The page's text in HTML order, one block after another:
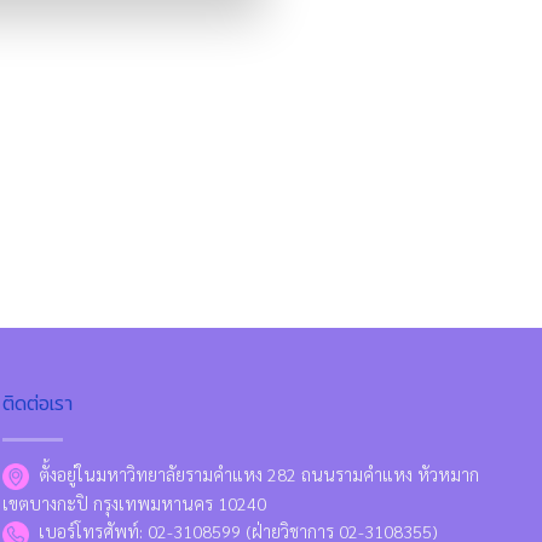
ติดต่อเรา
ตั้งอยู่ในมหาวิทยาลัยรามคำแหง 282 ถนนรามคำแหง หัวหมาก
เขตบางกะปิ กรุงเทพมหานคร 10240
เบอร์โทรศัพท์: 02-3108599 (ฝ่ายวิชาการ 02-3108355)